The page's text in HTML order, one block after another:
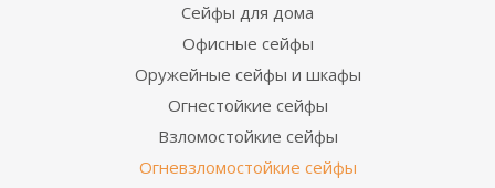
Сейфы для дома
Офисные сейфы
Оружейные сейфы и шкафы
Огнестойкие сейфы
Взломостойкие сейфы
Огневзломостойкие сейфы